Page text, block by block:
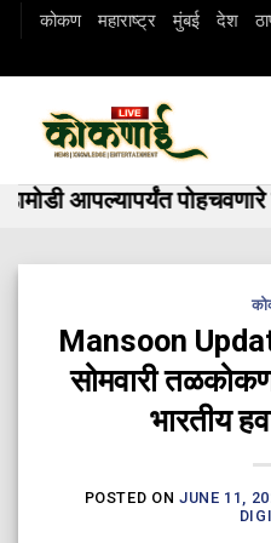
Skipकोकण महाराष्ट्र मुंबई देश
आपल्यापर्यंत पोहचवणारे
Mansoon
सोमवारी
भारतीय
POSTED ON JUNE 11,